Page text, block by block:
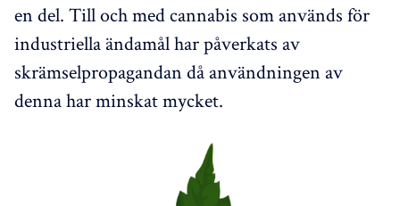
en del. Till och med cannabis som används för
industriella ändamål har påverkats av
skrämselpropagandan då användningen av
denna har minskat mycket.